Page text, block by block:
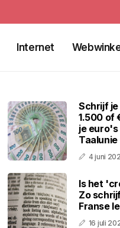
Internet
Schrijf je
1.500 of
je euro's
Taalunie
4 juni
Is het
Zo
Franse
16 juli